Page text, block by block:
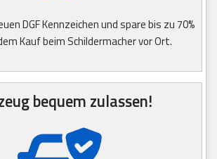
DGF Kennzeichen und spare bis zu 70%
Kauf beim Schildermacher vor Ort.
bequem zulassen!